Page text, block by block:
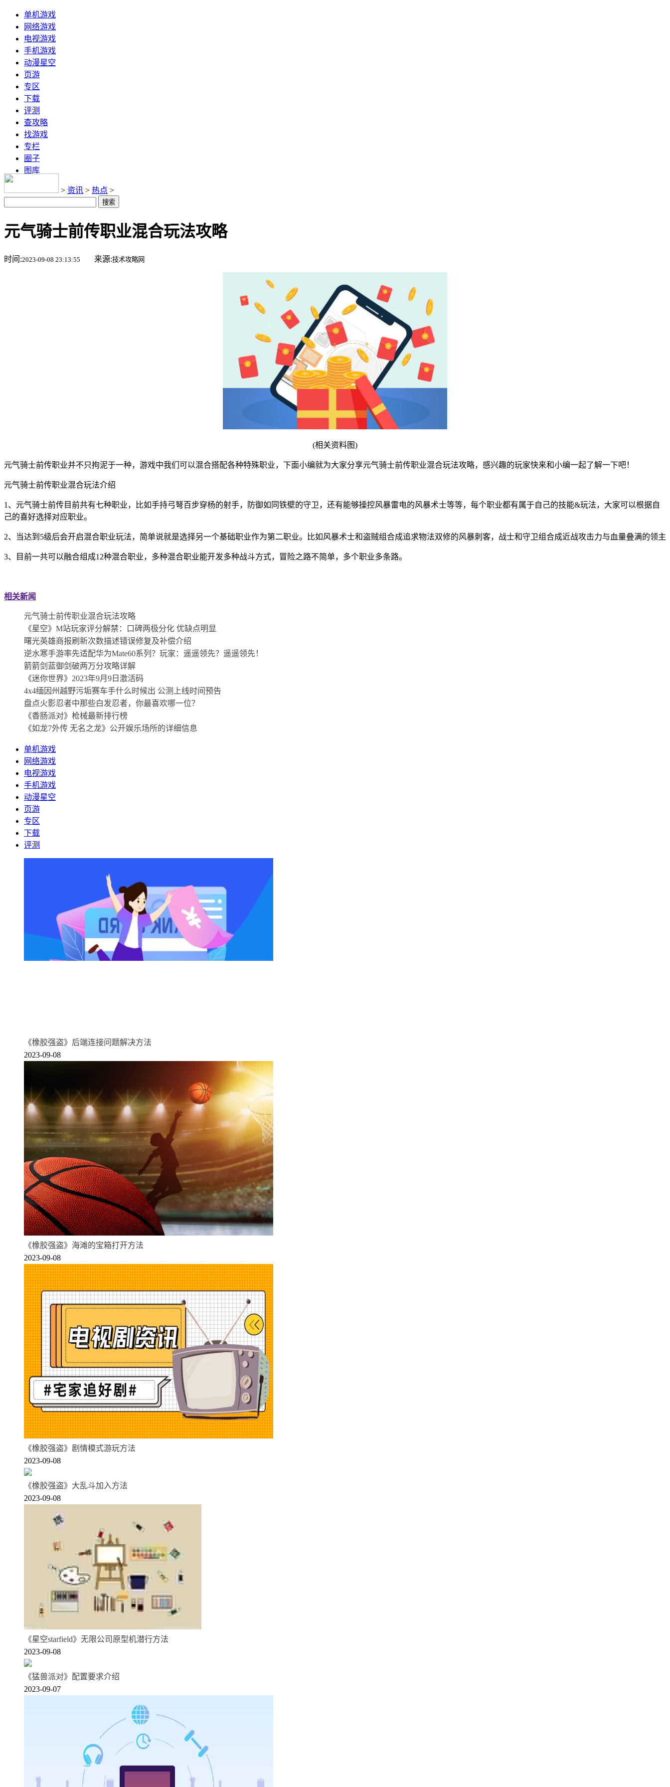
单机游戏
网络游戏
电视游戏
手机游戏
动漫星空
页游
专区
下载
评测
查攻略
找游戏
专栏
圈子
图库
> 资讯 > 热点 >
搜索
元气骑士前传职业混合玩法攻略
时间:2023-09-08 23:13:55 来源:技术攻略网
(相关资料图)
元气骑士前传职业并不只拘泥于一种，游戏中我们可以混合搭配各种特殊职业，下面小编就为大家分享元气骑士前传职业混合玩法攻略，感兴趣的玩家快来和小编一起了解一下吧！
元气骑士前传职业混合玩法介绍
1、元气骑士前传目前共有七种职业，比如手持弓弩百步穿杨的射手，防御如同铁壁的守卫，还有能够操控风暴雷电的风暴术士等等，每个职业都有属于自己的技能&玩法，大家可以根据自
己的喜好选择对应职业。
2、当达到5级后会开启混合职业玩法，简单说就是选择另一个基础职业作为第二职业。比如风暴术士和盗贼组合成追求物法双修的风暴刺客，战士和守卫组合成近战攻击力与血量叠满的领主
3、目前一共可以融合组成12种混合职业，多种混合职业能开发多种战斗方式，冒险之路不简单，多个职业多条路。
相关新闻
元气骑士前传职业混合玩法攻略
《星空》M站玩家评分解禁：口碑两极分化 优缺点明显
曙光英雄商报刷新次数描述错误修复及补偿介绍
逆水寒手游率先适配华为Mate60系列？玩家：遥遥领先？遥遥领先！
箭箭剑蓝御剑破两万分攻略详解
《迷你世界》2023年9月9日激活码
4x4缅因州越野污垢赛车手什么时候出 公测上线时间预告
盘点火影忍者中那些白发忍者，你最喜欢哪一位？
《香肠派对》枪械最新排行榜
《如龙7外传 无名之龙》公开娱乐场所的详细信息
单机游戏
网络游戏
电视游戏
手机游戏
动漫星空
页游
专区
下载
评测
《橡胶强盗》后端连接问题解决方法
2023-09-08
《橡胶强盗》海滩的宝箱打开方法
2023-09-08
《橡胶强盗》剧情模式游玩方法
2023-09-08
《橡胶强盗》大乱斗加入方法
2023-09-08
《星空starfield》无限公司原型机潜行方法
2023-09-08
《猛兽派对》配置要求介绍
2023-09-07